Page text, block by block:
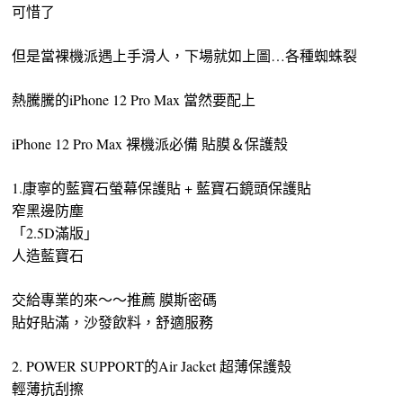
可惜了
但是當裸機派遇上手滑人，下場就如上圖…各種蜘蛛裂
熱騰騰的iPhone 12 Pro Max 當然要配上
iPhone 12 Pro Max 裸機派必備 貼膜＆保護殼
1.康寧的藍寶石螢幕保護貼 + 藍寶石鏡頭保護貼
窄黑邊防塵
「2.5D滿版」
人造藍寶石
交給專業的來～～推薦 膜斯密碼
貼好貼滿，沙發飲料，舒適服務
2. POWER SUPPORT的Air Jacket 超薄保護殼
輕薄抗刮擦